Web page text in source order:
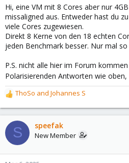
boot:
cores: 8
cpu: host
ide2: none,media=cdrom
memory: 4096
meta: creation-
net0:
numa: 0
ostype: l26
scsi0: PVE-NVME-
smbios1: uuid=9d10c75e-
sockets: 1
vmgenid: 9286ceff-4def-
Hi, eine VM mit 8 Cores aber nur
missaligned aus. Entweder hast du
viele Cores zugewiesen.
Direkt 8 Kerne von den 18 echten
jeden Benchmark besser. Nur mal so
P.S. nicht alle hier im Forum
Polarisierenden Antworten wie oben,
R
e
a
c
t
o
n
ThoSo and Johannes S
S speefak
New Member